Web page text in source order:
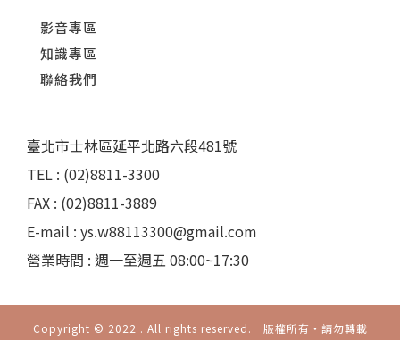
影音專區
知識專區
聯絡我們
臺北市士林區延平北路六段481號
TEL : (02)8811-3300
FAX : (02)8811-3889
E-mail : ys.w88113300@gmail.com
營業時間 : 週一至週五 08:00~17:30
Copyright © 2022 . All rights reserved. 版權所有‧請勿轉載